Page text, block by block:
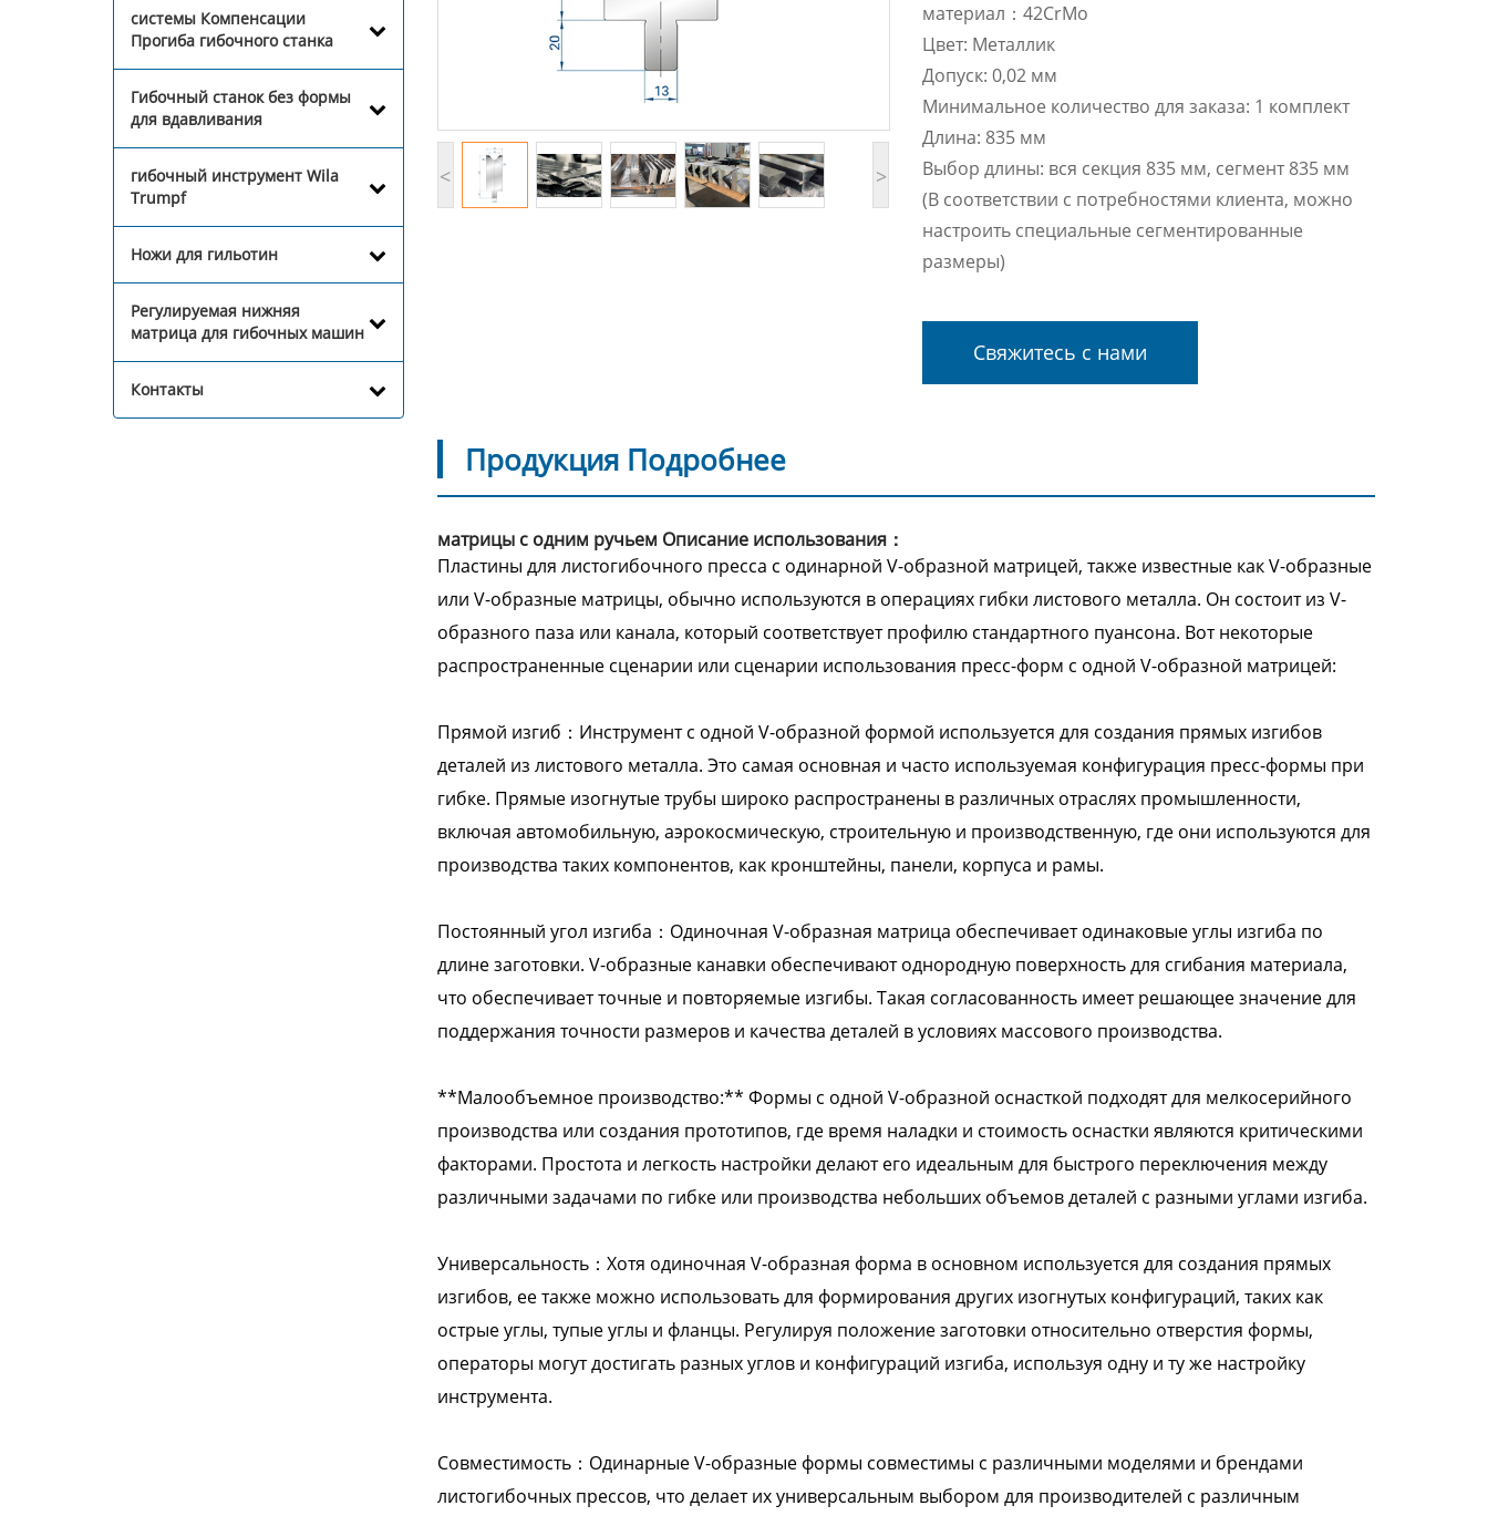
системы Компенсации
Прогиба гибочного станка
Гибочный станок без формы
для вдавливания
гибочный инструмент Wila
Trumpf
Ножи для гильотин
Регулируемая нижняя
матрица для гибочных машин
Контакты
< >
материал：42CrMo
Цвет: Металлик
Допуск: 0,02 мм
Минимальное количество для заказа: 1 комплект
Длина: 835 мм
Выбор длины: вся секция 835 мм, сегмент 835 мм
(В соответствии с потребностями клиента, можно
настроить специальные сегментированные
размеры)
Свяжитесь с нами
Продукция Подробнее
матрицы с одним ручьем Описание использования：
Пластины для листогибочного пресса с одинарной V-образной матрицей, также известные как V-образные
или V-образные матрицы, обычно используются в операциях гибки листового металла. Он состоит из V-
образного паза или канала, который соответствует профилю стандартного пуансона. Вот некоторые
распространенные сценарии или сценарии использования пресс-форм с одной V-образной матрицей:
Прямой изгиб：Инструмент с одной V-образной формой используется для создания прямых изгибов
деталей из листового металла. Это самая основная и часто используемая конфигурация пресс-формы при
гибке. Прямые изогнутые трубы широко распространены в различных отраслях промышленности,
включая автомобильную, аэрокосмическую, строительную и производственную, где они используются для
производства таких компонентов, как кронштейны, панели, корпуса и рамы.
Постоянный угол изгиба：Одиночная V-образная матрица обеспечивает одинаковые углы изгиба по
длине заготовки. V-образные канавки обеспечивают однородную поверхность для сгибания материала,
что обеспечивает точные и повторяемые изгибы. Такая согласованность имеет решающее значение для
поддержания точности размеров и качества деталей в условиях массового производства.
**Малообъемное производство:** Формы с одной V-образной оснасткой подходят для мелкосерийного
производства или создания прототипов, где время наладки и стоимость оснастки являются критическими
факторами. Простота и легкость настройки делают его идеальным для быстрого переключения между
различными задачами по гибке или производства небольших объемов деталей с разными углами изгиба.
Универсальность：Хотя одиночная V-образная форма в основном используется для создания прямых
изгибов, ее также можно использовать для формирования других изогнутых конфигураций, таких как
острые углы, тупые углы и фланцы. Регулируя положение заготовки относительно отверстия формы,
операторы могут достигать разных углов и конфигураций изгиба, используя одну и ту же настройку
инструмента.
Совместимость：Одинарные V-образные формы совместимы с различными моделями и брендами
листогибочных прессов, что делает их универсальным выбором для производителей с различным